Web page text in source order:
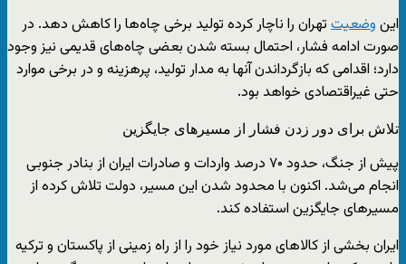
این وضعیت تهران را ناچار کرده تولید برخی چاه‌ها را کاهش دهد. در
صورت ادامه فشار، احتمال بسته شدن بعضی چاه‌های قدیمی نیز وجود
دارد؛ اقدامی که بازگرداندن آنها به مدار تولید، پرهزینه و در برخی موارد
حتی غیراقتصادی خواهد بود.
تلاش برای دور زدن فشار از مسیرهای جایگزین
پیش از جنگ، حدود ۷۰ درصد واردات و صادرات ایران از بنادر جنوبی
انجام می‌شد. اکنون با محدود شدن این مسیر، دولت تلاش کرده از
مسیرهای جایگزین استفاده کند.
ایران بخشی از کالاهای مورد نیاز خود را از راه زمینی از پاکستان و ترکیه